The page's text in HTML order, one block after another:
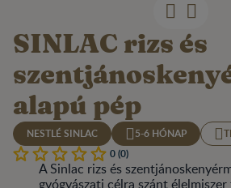
SINLAC rizs és
alapú pép
NESTLÉ SINLAC 5-6 HÓNAP
0 (0)
A Sinlac rizs és
gyógyászati célra szánt